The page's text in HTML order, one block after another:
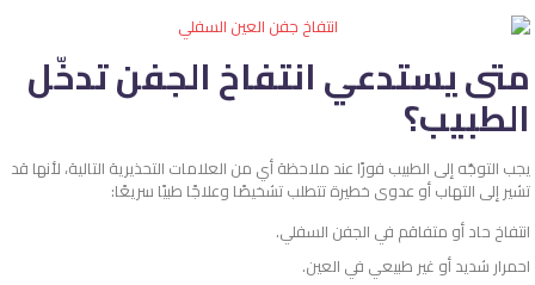
متى يستدعي انتفاخ الجفن تدخّل
الطبيب؟
يجب التوجّه إلى الطبيب فورًا عند ملاحظة أي من العلامات التحذيرية التالية، لأنها قد
تشير إلى التهاب أو عدوى خطيرة تتطلب تشخيصًا وعلاجًا طبيًا سريعًا:
انتفاخ حاد أو متفاقم في الجفن السفلي.
احمرار شديد أو غير طبيعي في العين.